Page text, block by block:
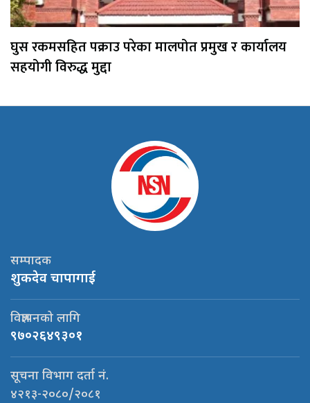
घुस रकमसहित पक्राउ परेका मालपोत प्रमुख र कार्यालय
सहयोगी विरुद्ध मुद्दा
सम्पादक
शुकदेव चापागाई
विज्ञापनको लागि
९७०२६४९३०१
सूचना विभाग दर्ता नं.
४२१३-२०८०/२०८१